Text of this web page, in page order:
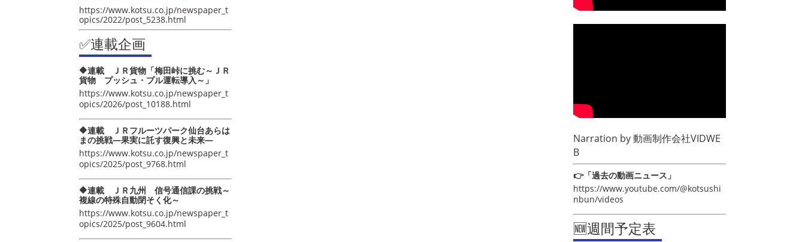
https://www.kotsu.co.jp/newspaper_t
opics/2022/post_5238.html
✅連載企画
🔶連載 ＪＲ貨物「梅田峠に挑む～ＪＲ
貨物 プッシュ・プル運転導入～」
https://www.kotsu.co.jp/newspaper_t
opics/2026/post_10188.html
🔶連載 ＪＲフルーツパーク仙台あらは
まの挑戦―果実に託す復興と未来―
https://www.kotsu.co.jp/newspaper_t
opics/2025/post_9768.html
🔶連載 ＪＲ九州 信号通信課の挑戦～
複線の特殊自動閉そく化～
https://www.kotsu.co.jp/newspaper_t
opics/2025/post_9604.html
Narration by動画制作会社VIDWE
B
👉「過去の動画ニュース」
https://www.youtube.com/@kotsushi
nbun/videos
🆕週間予定表